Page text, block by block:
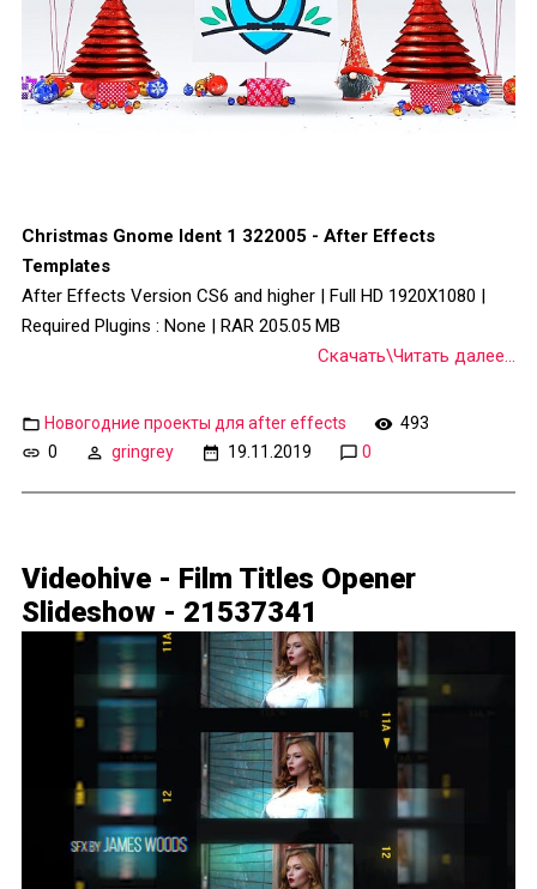
Christmas Gnome Ident 1 322005 - After Effects
Templates
After Effects Version CS6 and higher | Full HD 1920X1080 |
Required Plugins : None | RAR 205.05 MB
Скачать\Читать далее...
Новогодние проекты для after effects
493
0
gringrey 19.11.2019 0
Videohive - Film Titles Opener
Slideshow - 21537341